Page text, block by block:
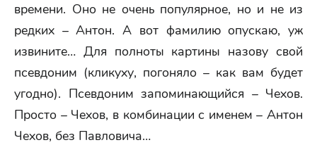
времени. Оно не очень популярное, но и не из
редких – Антон. А вот фамилию опускаю, уж
извините… Для полноты картины назову свой
псевдоним (кликуху, погоняло – как вам будет
угодно). Псевдоним запоминающийся – Чехов.
Просто – Чехов, в комбинации с именем – Антон
Чехов, без Павловича…